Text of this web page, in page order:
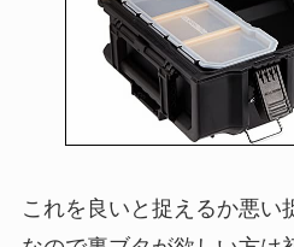
これを良いと捉えるか悪い